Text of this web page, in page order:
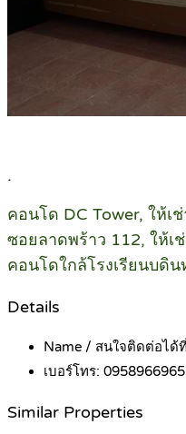
.
คอนโด DC Tower, ให้เ
ซอยลาดพร้าว 112, ให้เ
คอนโดใกล้โรงเรียนบดิน
Details
Name / สนใจติดต่อได้
เบอร์โทร: 0958966965
Similar Properties